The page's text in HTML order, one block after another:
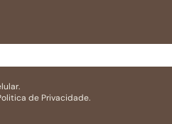
de Privacidade.